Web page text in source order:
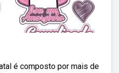
é composto por mais de